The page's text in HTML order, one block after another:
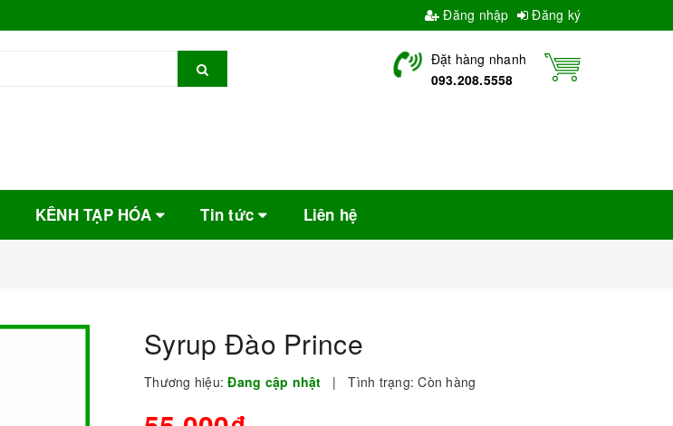
Đăng nhập Đăng ký
Đặt hàng nhanh
093.208.5558
KÊNH TẠP HÓA Tin tức Liên hệ
Syrup Đào Prince
Thương hiệu: Đang cập nhật | Tình trạng: Còn hàng